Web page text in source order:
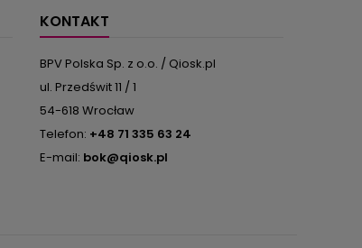
KONTAKT
BPV Polska Sp. z o.o. / Qiosk.pl
ul. Przedświt 11 / 1
54-618 Wrocław
Telefon: +48 71 335 63 24
E-mail: bok@qiosk.pl